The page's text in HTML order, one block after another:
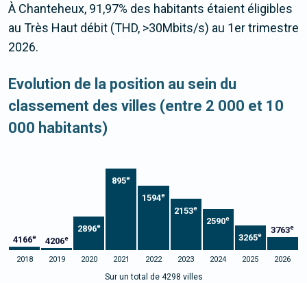
À Chanteheux, 91,97% des habitants étaient éligibles
au Très Haut débit (THD, >30Mbits/s) au 1er trimestre
2026.
Evolution de la position au sein du
classement des villes (entre 2 000 et 10
000 habitants)
4166e 4206e
2896e
895e
1594e
2153e
2590e
3265e 3763e
2018 2019 2020 2021 2022 2023 2024 2025 2026
Sur un total de 4298 villes